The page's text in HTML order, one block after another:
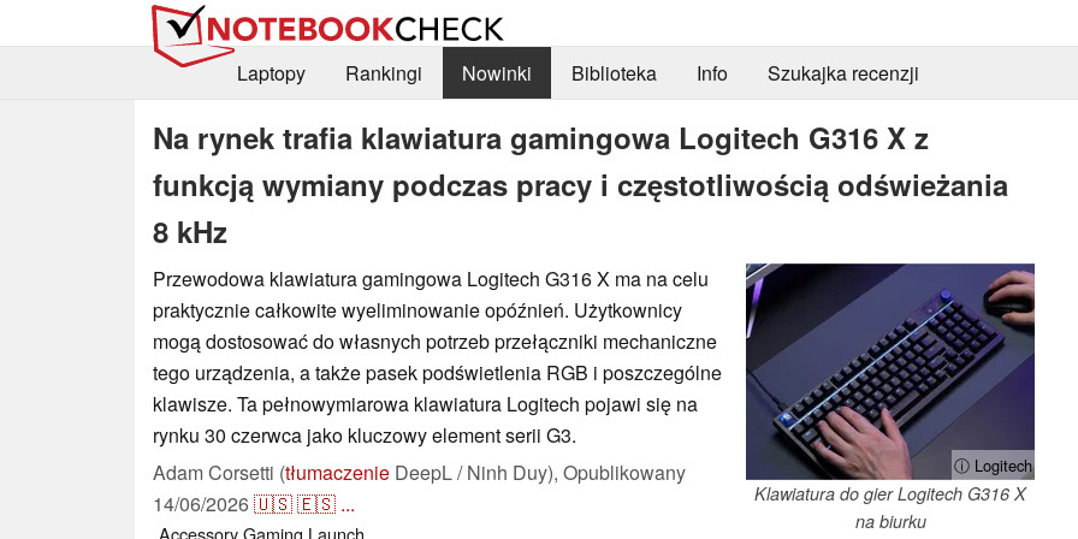
Laptopy Rankingi Nowinki Biblioteka Info Szukajka recenzji
Na rynek trafia klawiatura gamingowa Logitech G316 X z
funkcją wymiany podczas pracy i częstotliwością odświeżania
8 kHz
ⓘ Logitech
Klawiatura do gier Logitech G316 X
na biurku
Przewodowa klawiatura gamingowa Logitech G316 X ma na celu
praktycznie całkowite wyeliminowanie opóźnień. Użytkownicy
mogą dostosować do własnych potrzeb przełączniki mechaniczne
tego urządzenia, a także pasek podświetlenia RGB i poszczególne
klawisze. Ta pełnowymiarowa klawiatura Logitech pojawi się na
rynku 30 czerwca jako kluczowy element serii G3.
Adam Corsetti (tłumaczenie DeepL / Ninh Duy), Opublikowany
14/06/2026🇺🇸🇪🇸 ...
AccessoryGaming Launch